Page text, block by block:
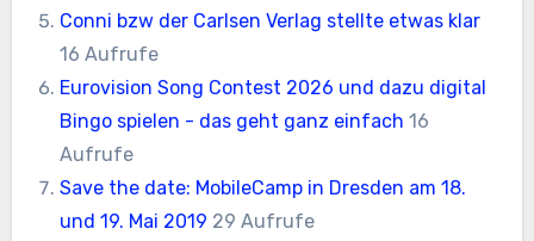
Conni bzw der Carlsen Verlag stellte etwas klar
16 Aufrufe
Eurovision Song Contest 2026 und dazu digital
Bingo spielen - das geht ganz einfach 16
Aufrufe
Save the date: MobileCamp in Dresden am 18.
und 19. Mai 2019 29 Aufrufe